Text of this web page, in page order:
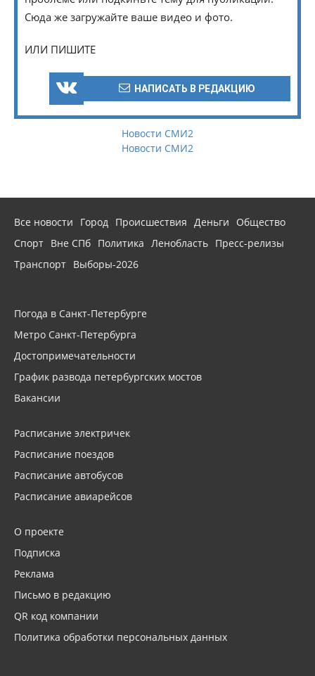
Сюда же загружайте ваше видео и фото.
ИЛИ ПИШИТЕ
НАПИСАТЬ В РЕДАКЦИЮ
Новости СМИ2
Новости СМИ2
Все новости Город Происшествия Деньги
Общество
Спорт Вне СПб Политика Ленобласть Пресс-релизы
Транспорт Выборы-2026
Погода в Санкт-Петербурге
Метро Санкт-Петербурга
Достопримечательности
График развода петербургских мостов
Вакансии
Расписание электричек
Расписание поездов
Расписание автобусов
Расписание авиарейсов
О проекте
Подписка
Реклама
Письмо в редакцию
QR код компании
Политика обработки персональных данных